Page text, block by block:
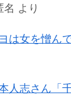
名 より
は女を憎ん
人志さん「